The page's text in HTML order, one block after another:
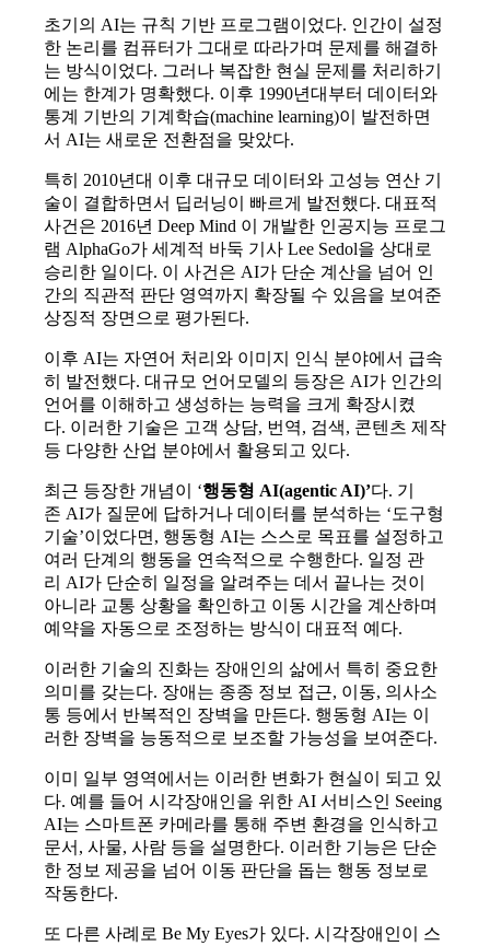
초기의 AI는 규칙 기반 프로그램이었다. 인간이 설정
한 논리를 컴퓨터가 그대로 따라가며 문제를 해결하
는 방식이었다. 그러나 복잡한 현실 문제를 처리하기
에는 한계가 명확했다. 이후 1990년대부터 데이터와
통계 기반의 기계학습(machine learning)이 발전하면
서 AI는 새로운 전환점을 맞았다.
특히 2010년대 이후 대규모 데이터와 고성능 연산 기
술이 결합하면서 딥러닝이 빠르게 발전했다. 대표적
사건은 2016년 Deep Mind 이 개발한 인공지능 프로그
램 AlphaGo가 세계적 바둑 기사 Lee Sedol을 상대로
승리한 일이다. 이 사건은 AI가 단순 계산을 넘어 인
간의 직관적 판단 영역까지 확장될 수 있음을 보여준
상징적 장면으로 평가된다.
이후 AI는 자연어 처리와 이미지 인식 분야에서 급속
히 발전했다. 대규모 언어모델의 등장은 AI가 인간의
언어를 이해하고 생성하는 능력을 크게 확장시켰
다. 이러한 기술은 고객 상담, 번역, 검색, 콘텐츠 제작
등 다양한 산업 분야에서 활용되고 있다.
최근 등장한 개념이 ‘행동형 AI(agentic AI)’다. 기
존 AI가 질문에 답하거나 데이터를 분석하는 ‘도구형
기술’이었다면 , 행동형 AI는 스스로 목표를 설정하고
여러 단계의 행동을 연속적으로 수행한다. 일정 관
리 AI가 단순히 일정을 알려주는 데서 끝나는 것이
아니라 교통 상황을 확인하고 이동 시간을 계산하며
예약을 자동으로 조정하는 방식이 대표적 예다.
이러한 기술의 진화는 장애인의 삶에서 특히 중요한
의미를 갖는다. 장애는 종종 정보 접근, 이동, 의사소
통 등에서 반복적인 장벽을 만든다. 행동형 AI는 이
러한 장벽을 능동적으로 보조할 가능성을 보여준다.
이미 일부 영역에서는 이러한 변화가 현실이 되고 있
다. 예를 들어 시각장애인을 위한 AI 서비스인 Seeing
AI는 스마트폰 카메라를 통해 주변 환경을 인식하고
문서 , 사물, 사람 등을 설명한다. 이러한 기능은 단순
한 정보 제공을 넘어 이동 판단을 돕는 행동 정보로
작동한다.
또 다른 사례로 Be My Eyes가 있다. 시각장애인이 스